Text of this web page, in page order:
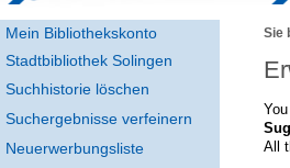
Mein Bibliothekskonto
Stadtbibliothek Solingen
Suchhistorie löschen
Suchergebnisse verfeinern
Neuerwerbungsliste
Sie
All